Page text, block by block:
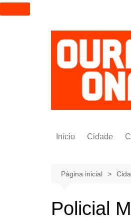
I
r
Início Cidade
Página inicial
Policial